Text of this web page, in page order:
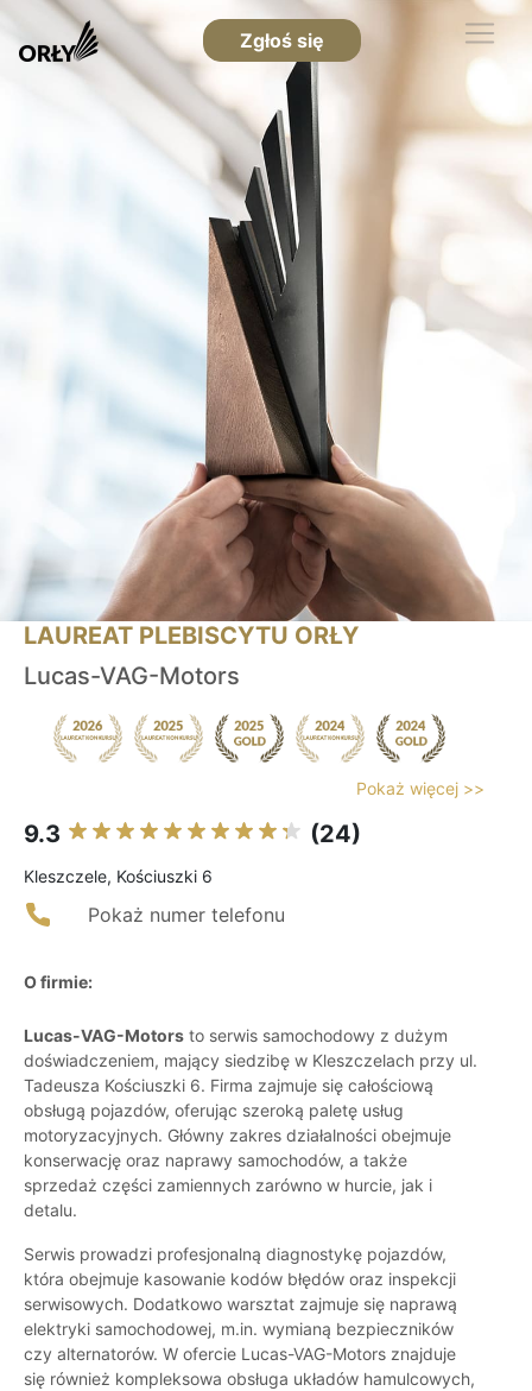
Zgłoś się
LAUREAT PLEBISCYTU ORŁY
Lucas-VAG-Motors
Pokaż więcej >>
9.3 (24)
Kleszczele, Kościuszki 6
Pokaż numer telefonu
O firmie:
Lucas-VAG-Motors to serwis samochodowy z dużym
doświadczeniem, mający siedzibę w Kleszczelach przy ul.
Tadeusza Kościuszki 6. Firma zajmuje się całościową
obsługą pojazdów, oferując szeroką paletę usług
motoryzacyjnych. Główny zakres działalności obejmuje
konserwację oraz naprawy samochodów, a także
sprzedaż części zamiennych zarówno w hurcie, jak i
detalu.
Serwis prowadzi profesjonalną diagnostykę pojazdów,
która obejmuje kasowanie kodów błędów oraz inspekcji
serwisowych. Dodatkowo warsztat zajmuje się naprawą
elektryki samochodowej, m.in. wymianą bezpieczników
czy alternatorów. W ofercie Lucas-VAG-Motors znajduje
się również kompleksowa obsługa układów hamulcowych,